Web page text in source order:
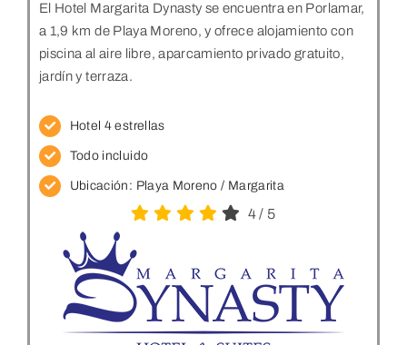
El Hotel Margarita Dynasty se encuentra en Porlamar,
a 1,9 km de Playa Moreno, y ofrece alojamiento con
piscina al aire libre, aparcamiento privado gratuito,
jardín y terraza.
Hotel 4 estrellas
Todo incluido
Ubicación: Playa Moreno / Margarita
4/ 5